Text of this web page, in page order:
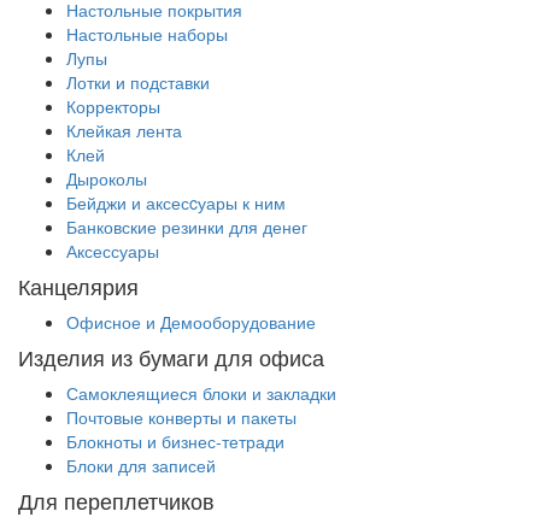
Настольные покрытия
Настольные наборы
Лупы
Лотки и подставки
Корректоры
Клейкая лента
Клей
Дыроколы
Бейджи и аксесcуары к ним
Банковские резинки для денег
Аксессуары
Канцелярия
Офисное и Демооборудование
Изделия из бумаги для офиса
Самоклеящиеся блоки и закладки
Почтовые конверты и пакеты
Блокноты и бизнес-тетради
Блоки для записей
Для переплетчиков